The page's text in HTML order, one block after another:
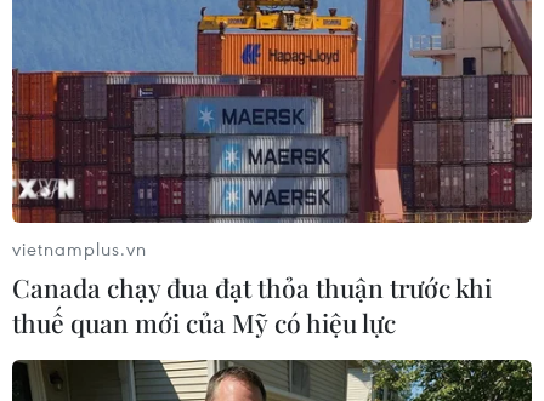
TIN LIÊN QUAN
vietnamplus.vn
Canada chạy đua đạt thỏa thuận trước khi
thuế quan mới của Mỹ có hiệu lực